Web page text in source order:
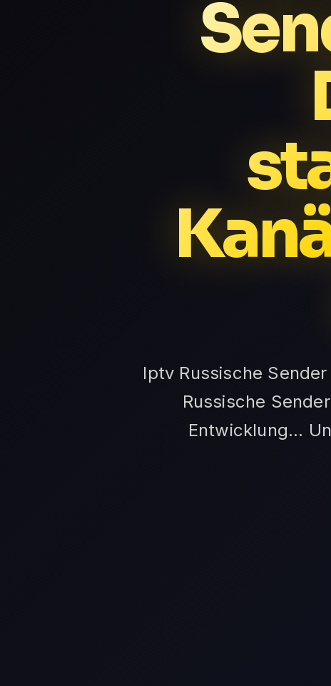
Iptv Russische
Russische
Entwicklung...